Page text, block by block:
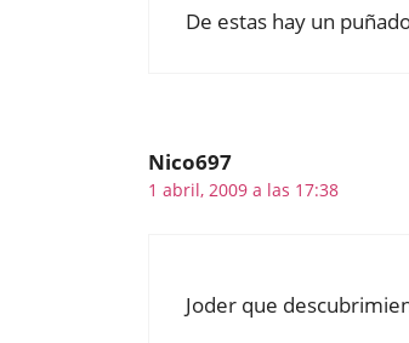
De estas hay un
Nico697
1 abril, 2009 a las 17:38
Joder que